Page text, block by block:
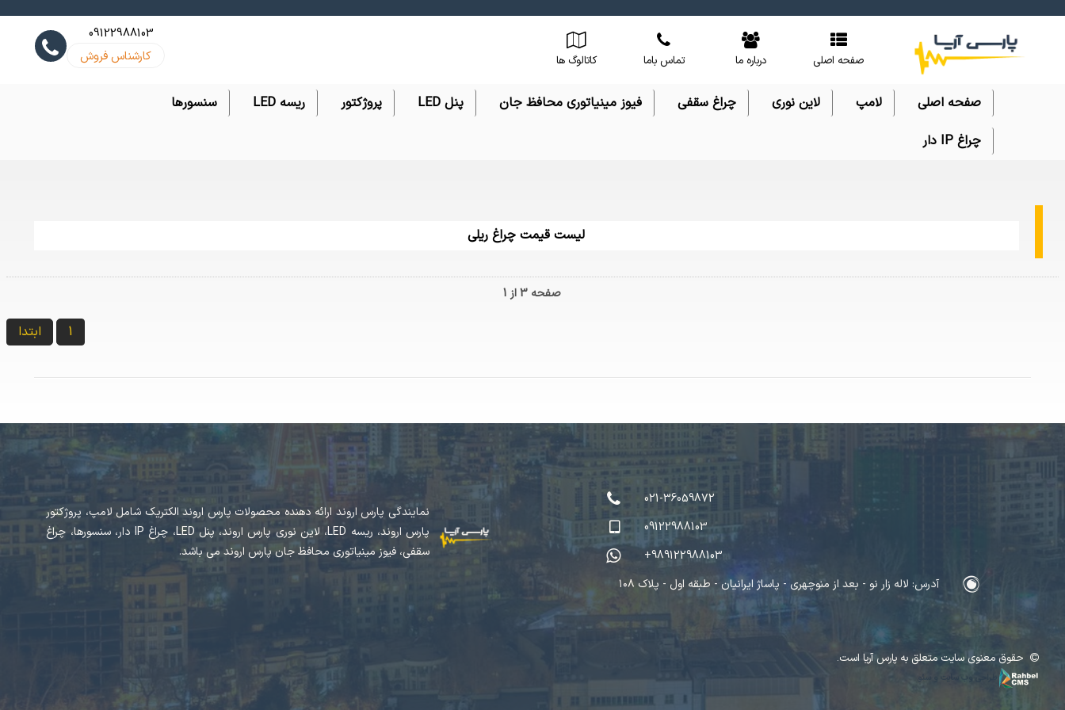
صفحه اصلی درباره ما تماس باما کاتالوگ ها
09122988103
کارشناس فروش
صفحه اصلی لامپ لاین نوری چراغ سقفی فیوز مینیاتوری محافظ جان پنل LED پروژکتور ریسه LED
سنسورها
چراغ IP دار
لیست قیمت چراغ ریلی
صفحه 3 از 1
ابتدا 1
021-36059872
09122988103
+989122988103
آدرس: لاله زار نو - بعد از منوچهری - پاساژ ایرانیان - طبقه اول - پلاک ۱۰۸
نمایندگی پارس اروند ارائه دهنده محصولات پارس اروند الکتریک شامل لامپ، پروژکتور
پارس اروند، ریسه LED، لاین نوری پارس اروند، پنل LED، چراغ IP دار، سنسورها، چراغ
سقفی، فیوز مینیاتوری محافظ جان پارس اروند می باشد.
حقوق معنوی سایت متعلق به پارس آریا است.
طراحی وب سایت و سئو